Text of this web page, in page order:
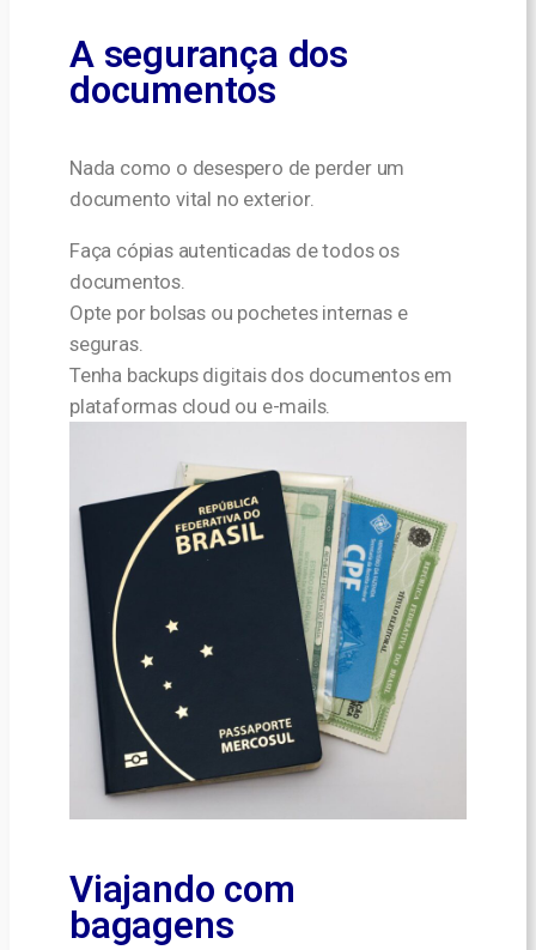
A segurança dos
documentos
Nada como o desespero de perder um
documento vital no exterior.
Faça cópias autenticadas de todos os
documentos.
Opte por bolsas ou pochetes internas e
seguras.
Tenha backups digitais dos documentos em
plataformas cloud ou e-mails.
Viajando com
bagagens